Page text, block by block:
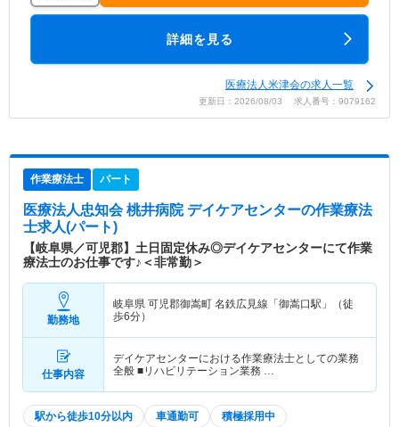
詳細を見る
医療法人米津会の求人一覧
更新日：2026/08/03 求人番号：9079162
作業療法士 パート
医療法人忠知会 桃井病院 デイケアセンターの作業療法
士求人(パート)
【岐阜県／可児郡】土日固定休み◎デイケアセンターにて作業
療法士のお仕事です♪＜非常勤＞
勤務地
岐阜県 可児郡御嵩町 名鉄広見線「御嵩口駅」（徒
歩6分）
仕事内容
デイケアセンターにおける作業療法士としての業務
全般 ■リハビリテーション業務 …
駅から徒歩10分以内 車通勤可 積極採用中